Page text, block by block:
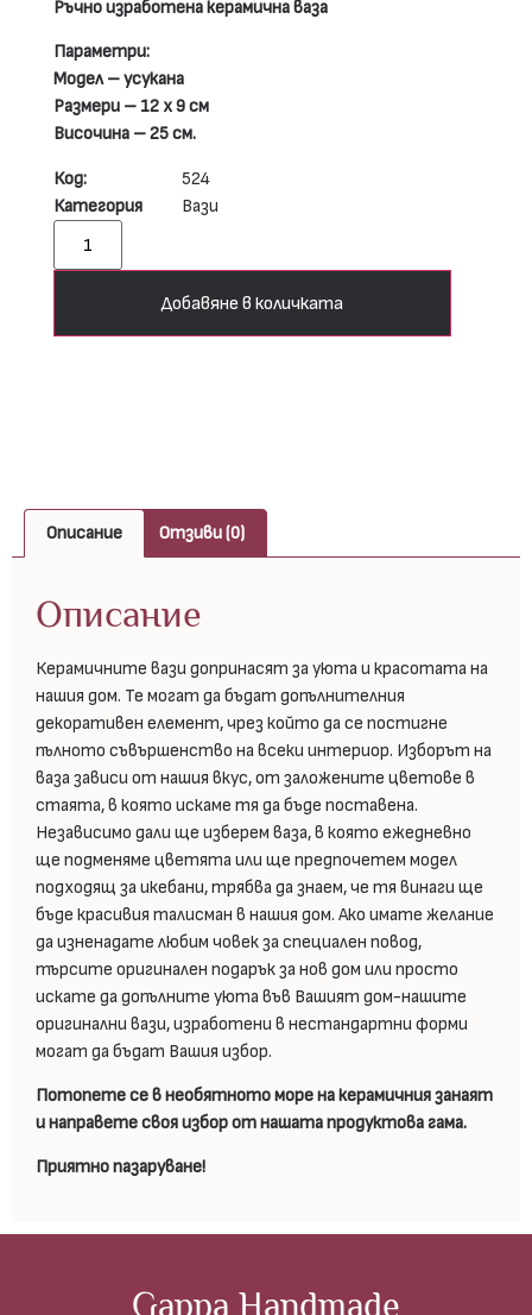
Ръчно изработена керамична ваза
Параметри:
Модел – усукана
Размери – 12 х 9 см
Височина – 25 см.
Код:
524
Категория
Вази
Добавяне в количката
Описание Отзиви (0)
Описание
Керамичните вази допринасят за уюта и красотата на
нашия дом. Те могат да бъдат допълнителния
декоративен елемент, чрез който да се постигне
пълното съвършенство на всеки интериор. Изборът на
ваза зависи от нашия вкус, от заложените цветове в
стаята, в която искаме тя да бъде поставена.
Независимо дали ще изберем ваза, в която ежедневно
ще подменяме цветята или ще предпочетем модел
подходящ за икебани, трябва да знаем, че тя винаги ще
бъде красивия талисман в нашия дом. Ако имате желание
да изненадате любим човек за специален повод,
търсите оригинален подарък за нов дом или просто
искате да допълните уюта във Вашият дом-нашите
оригинални вази, изработени в нестандартни форми
могат да бъдат Вашия избор.
Потопете се в необятното море на керамичния занаят
и направете своя избор от нашата продуктова гама.
Приятно пазаруване!
Gappa Handmade